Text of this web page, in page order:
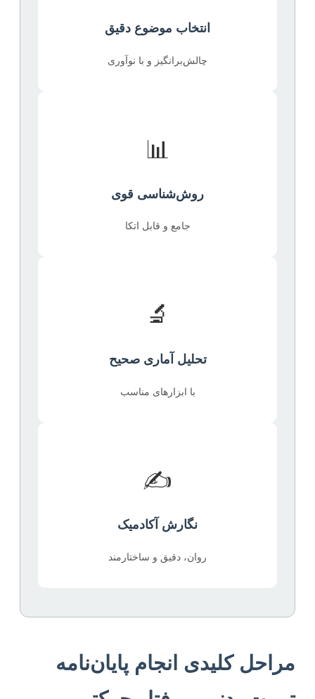
انتخاب موضوع دقیق
چالش‌برانگیز و با نوآوری
📊
روش‌شناسی قوی
جامع و قابل اتکا
🔬
تحلیل آماری صحیح
با ابزارهای مناسب
✍️
نگارش آکادمیک
روان، دقیق و ساختارمند
مراحل کلیدی انجام پایان‌نامه